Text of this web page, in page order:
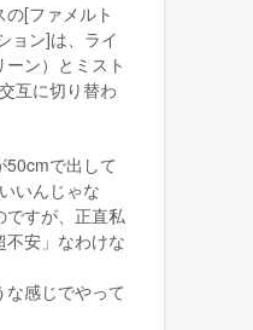
[ファメルト
ョン]は、ライ
ン）とミスト
互に切り替わ
50cmで出して
いんじゃな
ですが、正直私
不安」なわけな
感じでやって